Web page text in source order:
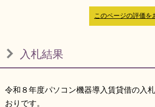
組織から探
RSS プライバシ
サイトについて
このページの評価を
入札結果
令和８年度パソコン機器導入賃貸借の入
おりです。